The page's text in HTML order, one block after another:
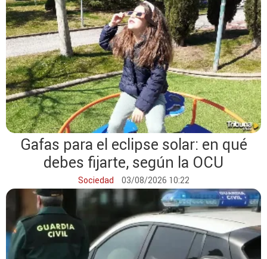
Gafas para el eclipse solar: en qué
debes fijarte, según la OCU
Sociedad 03/08/2026 10:22